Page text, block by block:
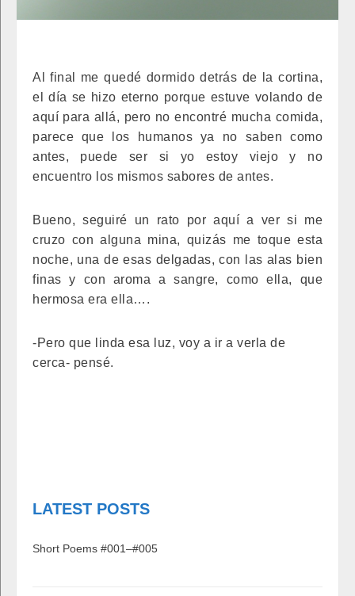
Al final me quedé dormido detrás de la cortina,
el día se hizo eterno porque estuve volando de
aquí para allá, pero no encontré mucha comida,
parece que los humanos ya no saben como
antes, puede ser si yo estoy viejo y no
encuentro los mismos sabores de antes.
Bueno, seguiré un rato por aquí a ver si me
cruzo con alguna mina, quizás me toque esta
noche, una de esas delgadas, con las alas bien
finas y con aroma a sangre, como ella, que
hermosa era ella….
-Pero que linda esa luz, voy a ir a verla de
cerca- pensé.
LATEST POSTS
Short Poems #001–#005